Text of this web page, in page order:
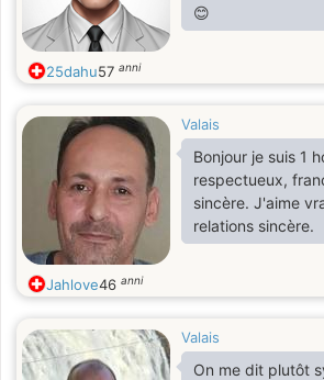
😊
25dahu57 anni
Valais
Bonjour je suis 1
respectueux,
sincère. J'aime
relations sincère.
Jahlove46 anni
Valais
On me dit plutôt